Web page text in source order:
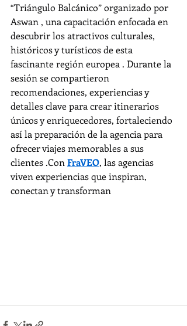
“Triángulo Balcánico” organizado por
Aswan , una capacitación enfocada en
descubrir los atractivos culturales,
históricos y turísticos de esta
fascinante región europea . Durante la
sesión se compartieron
recomendaciones, experiencias y
detalles clave para crear itinerarios
únicos y enriquecedores, fortaleciendo
así la preparación de la agencia para
ofrecer viajes memorables a sus
clientes .Con FraVEO, las agencias
viven experiencias que inspiran,
conectan y transforman